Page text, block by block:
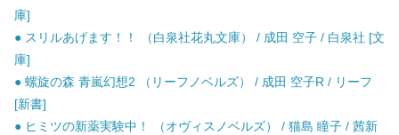
庫]
● スリルあげます！！ （白泉社花丸文庫） / 成田 空子 / 白泉社 [文
庫]
● 螺旋の森 青嵐幻想2 （リーフノベルズ） / 成田 空子R / リーフ
[新書]
● ヒミツの新薬実験中！ （オヴィスノベルズ） / 猫島 瞳子 / 茜新